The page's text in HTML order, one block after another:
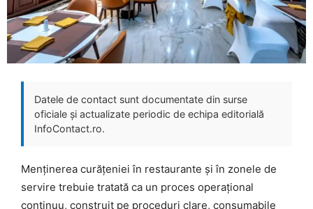
Datele de contact sunt documentate din surse
oficiale și actualizate periodic de echipa editorială
InfoContact.ro.
Menținerea curățeniei în restaurante și în zonele de
servire trebuie tratată ca un proces operațional
continuu, construit pe proceduri clare, consumabile